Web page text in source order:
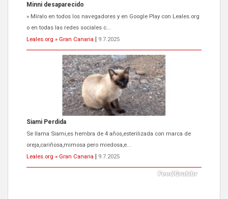
Siami Perdida
Se llama Siami,es hembra de 4 años,esterilizada con marca de
oreja,cariñosa,mimosa pero miedosa,e...
Leales.org » Gran Canaria
9.7.2025
ADOPCIÓN URGENTE GATA TEROR GRAN CANARIA
El ayuntamiento se va a llevar a Los Gatos callejeros de la zona los
próximos días, ella incluida...
Leales.org » Gran Canaria
9.7.2025